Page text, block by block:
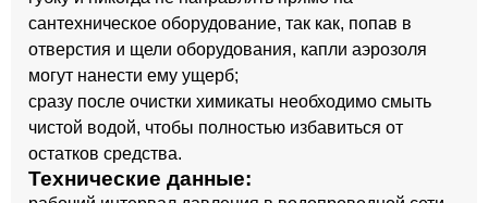
сантехническое оборудование, так как, попав в
отверстия и щели оборудования, капли аэрозоля
могут нанести ему ущерб;
сразу после очистки химикаты необходимо смыть
чистой водой, чтобы полностью избавиться от
остатков средства.
Технические данные: